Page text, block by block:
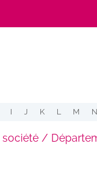
I J K L M N
société /